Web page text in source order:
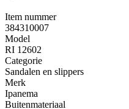
Item nummer
384310007
Model
RI 12602
Categorie
Sandalen en slippers
Merk
Ipanema
Buitenmateriaal